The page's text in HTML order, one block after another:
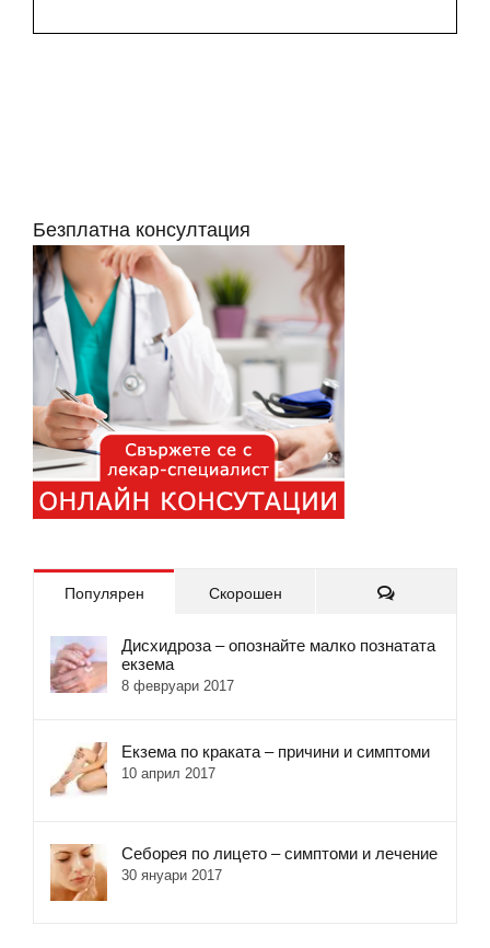
Безплатна консултация
Популярен Скорошен Коментари
Дисхидроза – опознайте малко познатата
екзема
8 февруари 2017
Екзема по краката – причини и симптоми
10 април 2017
Себорея по лицето – симптоми и лечение
30 януари 2017